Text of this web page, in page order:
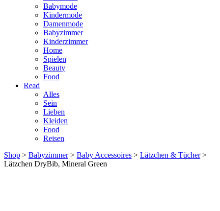
Babymode
Kindermode
Damenmode
Babyzimmer
Kinderzimmer
Home
Spielen
Beauty
Food
Read
Alles
Sein
Lieben
Kleiden
Food
Reisen
Shop > Babyzimmer> Baby Accessoires > Lätzchen & Tücher>
Lätzchen DryBib, Mineral Green